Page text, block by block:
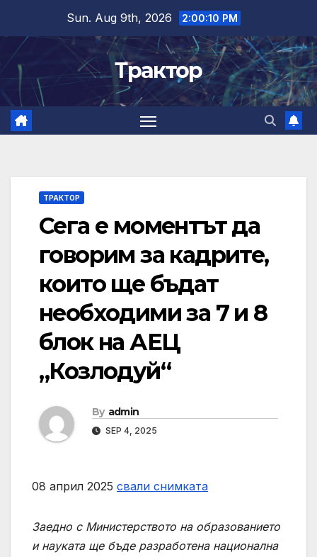
content
Sun. Aug 9th, 2026 2:00:11 PM
Трактор
ТРАКТОР
Сега е моментът да
говорим за кадрите,
които ще бъдат
необходими за 7 и 8
блок на АЕЦ
„Козлодуй“
By admin
SEP 4, 2025
08 април 2025 свали снимката
Заедно с Министерството на образованието
и науката ще бъде разработена национална